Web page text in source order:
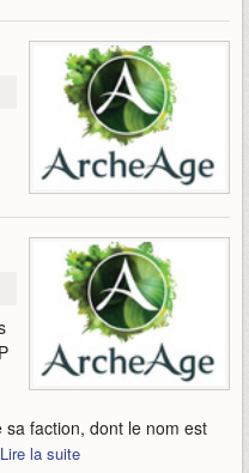
faction, dont le nom est
Lire la suite